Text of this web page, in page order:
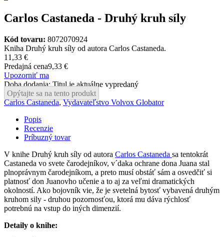
Carlos Castaneda - Druhý kruh síly
Kód tovaru: 8072070924
Kniha Druhý kruh síly od autora Carlos Castaneda.
11,33 €
Predajná cena9,33 €
Upozorniť ma
Doba dodania: Titul je aktuálne vypredaný
Opýtajte sa na tento produkt
Carlos Castaneda,Vydavateľstvo Volvox Globator
Popis
Recenzie
Príbuzný tovar
V knihe Druhý kruh síly od autora Carlos Castaneda sa tentokrát
Castaneda vo svete čarodejníkov, v´daka ochrane dona Juana stal
plnoprávnym čarodejníkom, a preto musí obstáť sám a osvedčiť si
platnosť don Juanovho učenie a to aj za veľmi dramatických
okolností. Ako bojovník vie, že je svetelná bytosť vybavená druhým
kruhom sily - druhou pozornosťou, ktorá mu dáva rýchlosť
potrebnú na vstup do iných dimenzií.
Detaily o knihe: